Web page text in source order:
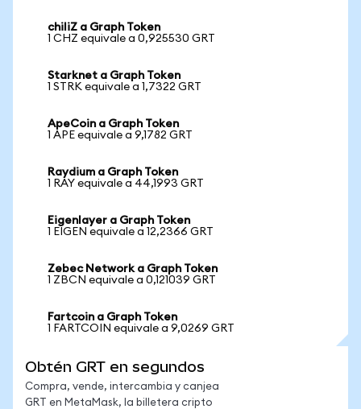
chiliZ a Graph Token
1 CHZ equivale a 0,925530 GRT
Starknet a Graph Token
1 STRK equivale a 1,7322 GRT
ApeCoin a Graph Token
1 APE equivale a 9,1782 GRT
Raydium a Graph Token
1 RAY equivale a 44,1993 GRT
Eigenlayer a Graph Token
1 EIGEN equivale a 12,2366 GRT
Zebec Network a Graph Token
1 ZBCN equivale a 0,121039 GRT
Fartcoin a Graph Token
1 FARTCOIN equivale a 9,0269 GRT
Obtén GRT en segundos
Compra, vende, intercambia y canjea
GRT en MetaMask, la billetera cripto